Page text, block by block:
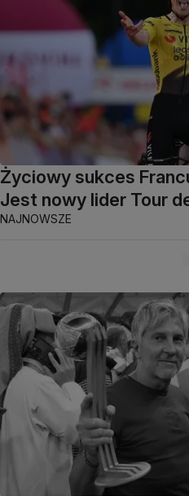
Życiowy sukces
Jest nowy lider Tour
NAJNOWSZE